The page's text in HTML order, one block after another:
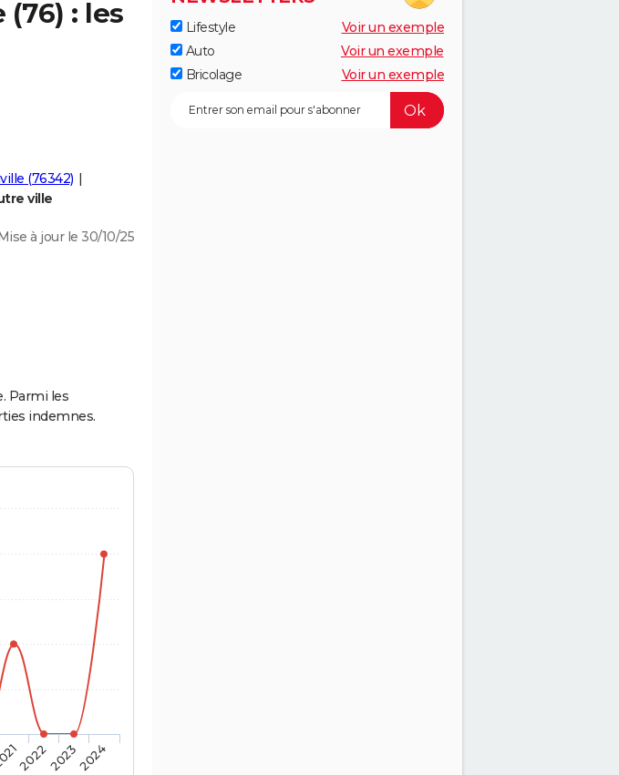
: les
(76342)
ville
à jour le 30/10/25
Parmi les
indemnes.
202220232024
Lifestyle
Voir un exemple
Auto
Voir un exemple
Bricolage
Voir un exemple